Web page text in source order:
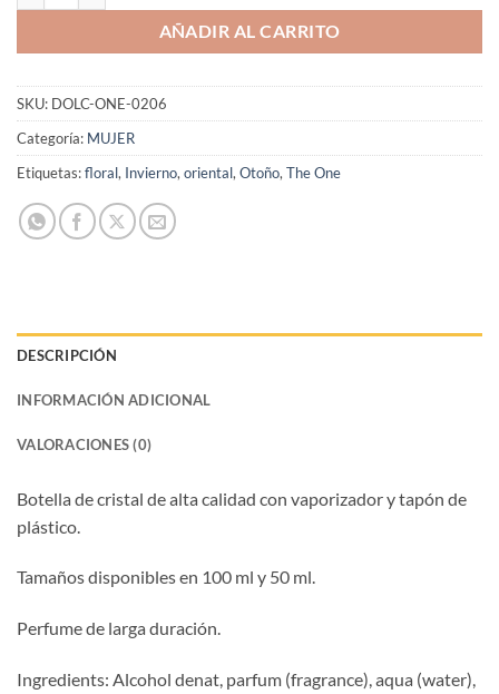
AÑADIR AL CARRITO
SKU: DOLC-ONE-0206
Categoría: MUJER
Etiquetas:floral, Invierno, oriental, Otoño, The One
DESCRIPCIÓN
INFORMACIÓN ADICIONAL
VALORACIONES (0)
Botella de cristal de alta calidad con vaporizador y tapón de
plástico.
Tamaños disponibles en 100 ml y 50 ml.
Perfume de larga duración.
Ingredients: Alcohol denat, parfum (fragrance), aqua (water),